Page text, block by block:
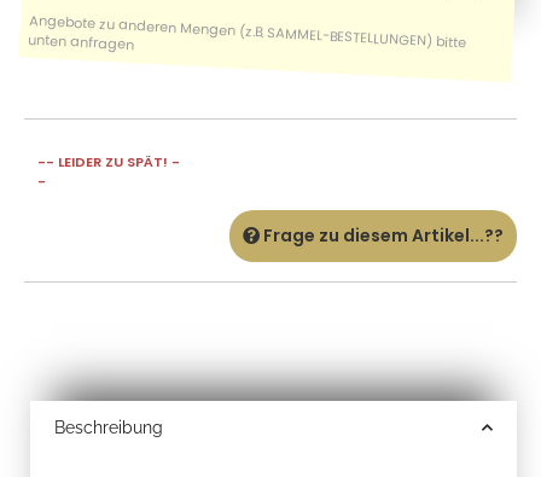
-- LEIDER ZU SPÄT! -
-
Frage zu diesem Artikel...??
Beschreibung